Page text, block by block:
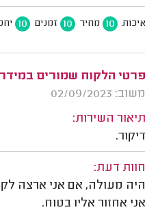
איכות 10 מחיר 10 זמנים 10
פרטי הלקוח שמורים
משוב: 02/09/2023
תיאור השירות:
דיקור.
חוות דעת:
היה מעולה, אם אני ארצה
אני אחזור אליו בטוח.